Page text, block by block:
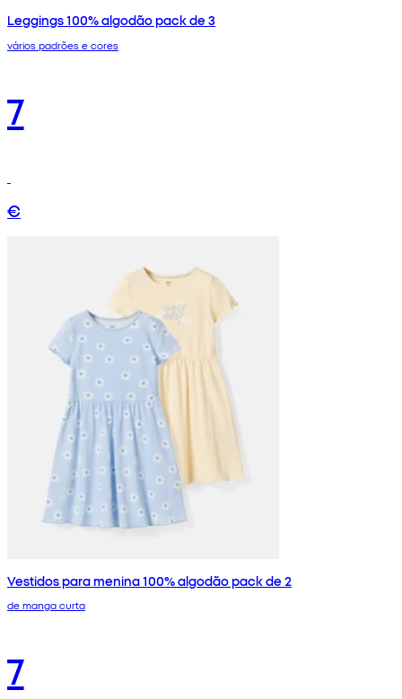
Leggings 100% algodão pack de 3
vários padrões e cores
7
€
Vestidos para menina 100% algodão pack de 2
de manga curta
7